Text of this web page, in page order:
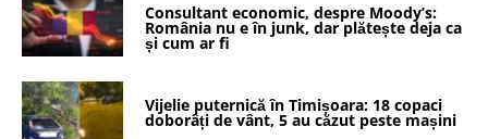
Consultant economic, despre Moody’s:
România nu e în junk, dar plătește deja ca
și cum ar fi
Vijelie puternică în Timișoara: 18 copaci
doborâți de vânt, 5 au căzut peste mașini